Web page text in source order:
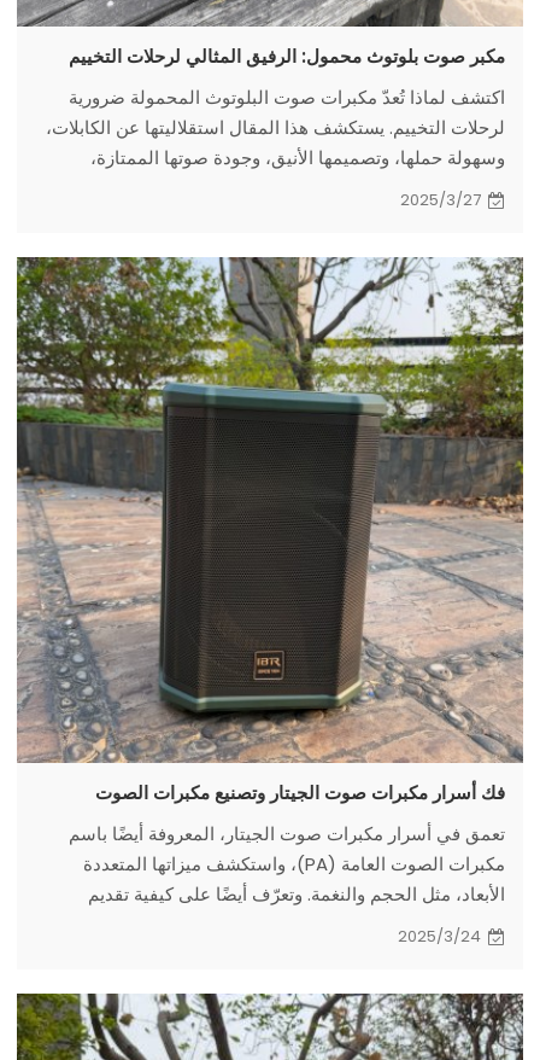
مكبر صوت بلوتوث محمول: الرفيق المثالي لرحلات التخييم
اكتشف لماذا تُعدّ مكبرات صوت البلوتوث المحمولة ضرورية
لرحلات التخييم. يستكشف هذا المقال استقلاليتها عن الكابلات،
وسهولة حملها، وتصميمها الأنيق، وجودة صوتها الممتازة،
وبطارية تدوم طويلًا، وميزاتها الممتازة المقاومة للماء والغبار.
2025/3/27
فك أسرار مكبرات صوت الجيتار وتصنيع مكبرات الصوت
تعمق في أسرار مكبرات صوت الجيتار، المعروفة أيضًا باسم
مكبرات الصوت العامة (PA)، واستكشف ميزاتها المتعددة
الأبعاد، مثل الحجم والنغمة. وتعرّف أيضًا على كيفية تقديم
شركات تصنيع مكبرات الصوت القوية خدمات OEM لعملائها.
2025/3/24